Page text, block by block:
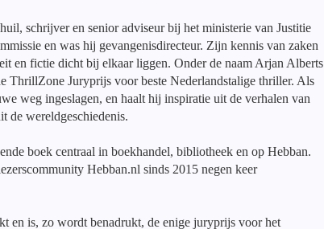
schrijver en senior adviseur bij het ministerie van Justitie
en was hij gevangenisdirecteur. Zijn kennis van zaken
en fictie dicht bij elkaar liggen. Onder de naam Arjan Alberts
ThrillZone Juryprijs voor beste Nederlandstalige thriller. Als
weg ingeslagen, en haalt hij inspiratie uit de verhalen van
de wereldgeschiedenis.
boek centraal in boekhandel, bibliotheek en op Hebban.
Hebban.nl sinds 2015 negen keer
en is, zo wordt benadrukt, de enige juryprijs voor het